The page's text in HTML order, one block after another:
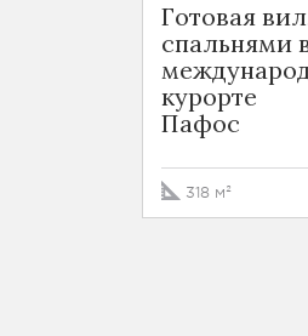
Готовая
спальнями
курорте
Пафос
318 м²